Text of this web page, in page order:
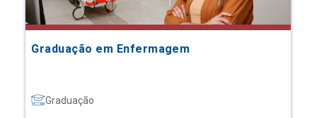
Graduação em Enfermagem
Graduação